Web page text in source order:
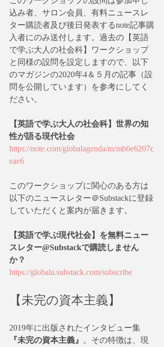
込み者、サロン会員、有料ニュースレ
ター購読者及び後日発表するnote記事購
入者にのみ送付します。過去の【英語
で学ぶ大人の社会科】ワークショップ
と同様の設問を設定しますので、以下
のマガジンの2020年4＆５月の記事（設
問を公開しています）を参考にしてく
ださい。
【英語で学ぶ大人の社会科】世界の知
性が語る現代社会
https://note.com/globalagenda/m/mb6e6207c
eae6
このワークショップに関心のある方は
以下のニュースレター＠Substackに登録
していただくと案内が届きます。
【英語で学ぶ現代社会】を無料ニュー
スレター@Substackで購読しません
か？
https://globala.substack.com/subscribe
【未完の資本主義】
2019年に出版されたインタビュー集
『未完の資本主義』
。その特徴は、現